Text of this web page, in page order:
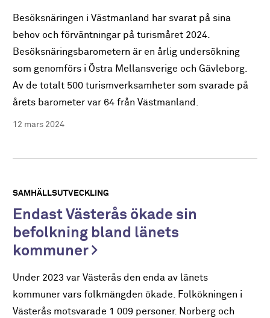
Besöksnäringen i Västmanland har svarat på sina
behov och förväntningar på turismåret 2024.
Besöksnäringsbarometern är en årlig undersökning
som genomförs i Östra Mellansverige och Gävleborg.
Av de totalt 500 turismverksamheter som svarade på
årets barometer var 64 från Västmanland.
12 mars 2024
SAMHÄLLSUTVECKLING
Endast Västerås ökade sin
befolkning bland länets
kommuner
Under 2023 var Västerås den enda av länets
kommuner vars folkmängden ökade. Folkökningen i
Västerås motsvarade 1 009 personer. Norberg och